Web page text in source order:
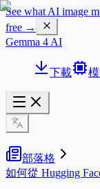
See what AI image
free →
Gemma 4 AI
下載
部落格
如何從 Hugging